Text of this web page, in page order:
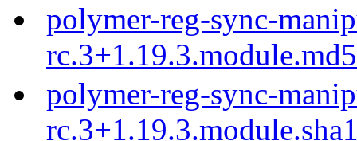
polymer-reg-sync-
rc.3+1.19.3.module.md5
polymer-reg-sync-